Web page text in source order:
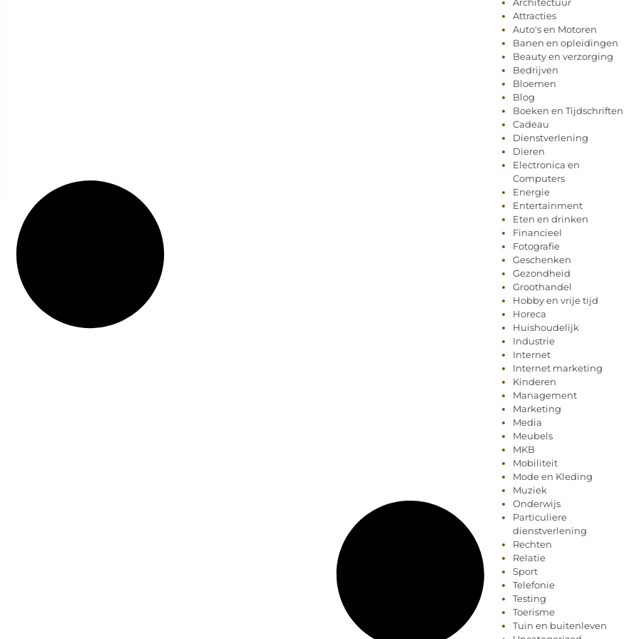
Attracties
Auto's en Motoren
Banen en opleidingen
Beauty en verzorging
Bedrijven
Bloemen
Blog
Boeken en Tijdschriften
Cadeau
Dienstverlening
Dieren
Electronica en
Computers
Energie
Entertainment
Eten en drinken
Financieel
Fotografie
Geschenken
Gezondheid
Groothandel
Hobby en vrije tijd
Horeca
Huishoudelijk
Industrie
Internet
Internet marketing
Kinderen
Management
Marketing
Media
Meubels
MKB
Mobiliteit
Mode en Kleding
Muziek
Onderwijs
Particuliere
dienstverlening
Rechten
Relatie
Sport
Telefonie
Testing
Toerisme
Tuin en buitenleven